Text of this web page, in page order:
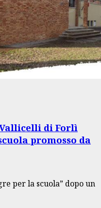
di Forlì
promosso da
per la scuola” dopo un